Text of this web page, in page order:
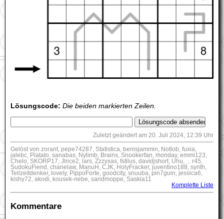
Lösungscode: Die beiden markierten Zeilen.
Zuletzt geändert am 20. Juli 2024, 12:39 Uhr
Gelöst von zorant, pepe74287, Statistica, benisjammin, Notlob, fuxia,
jalebc, Piatato, sanabas, Nylimb, Brains, Snookerfan, monday, emmi123,
Chelo, SKORP17, Jlrice2, lars, Zzzyxas, fstilus, davidjshort, Uhu, ... r45,
SudokuFiend, chanelaw, ManuH, CJK, HolyFracker, juventino188, synth,
Teilzeitdenker, lovely, PippoForte, goodcity, snuuba, pin7guin, jessica6,
kishy72, akodi, kousek-nebe, sandmoppe, Saskia11
Komplette Liste
Kommentare